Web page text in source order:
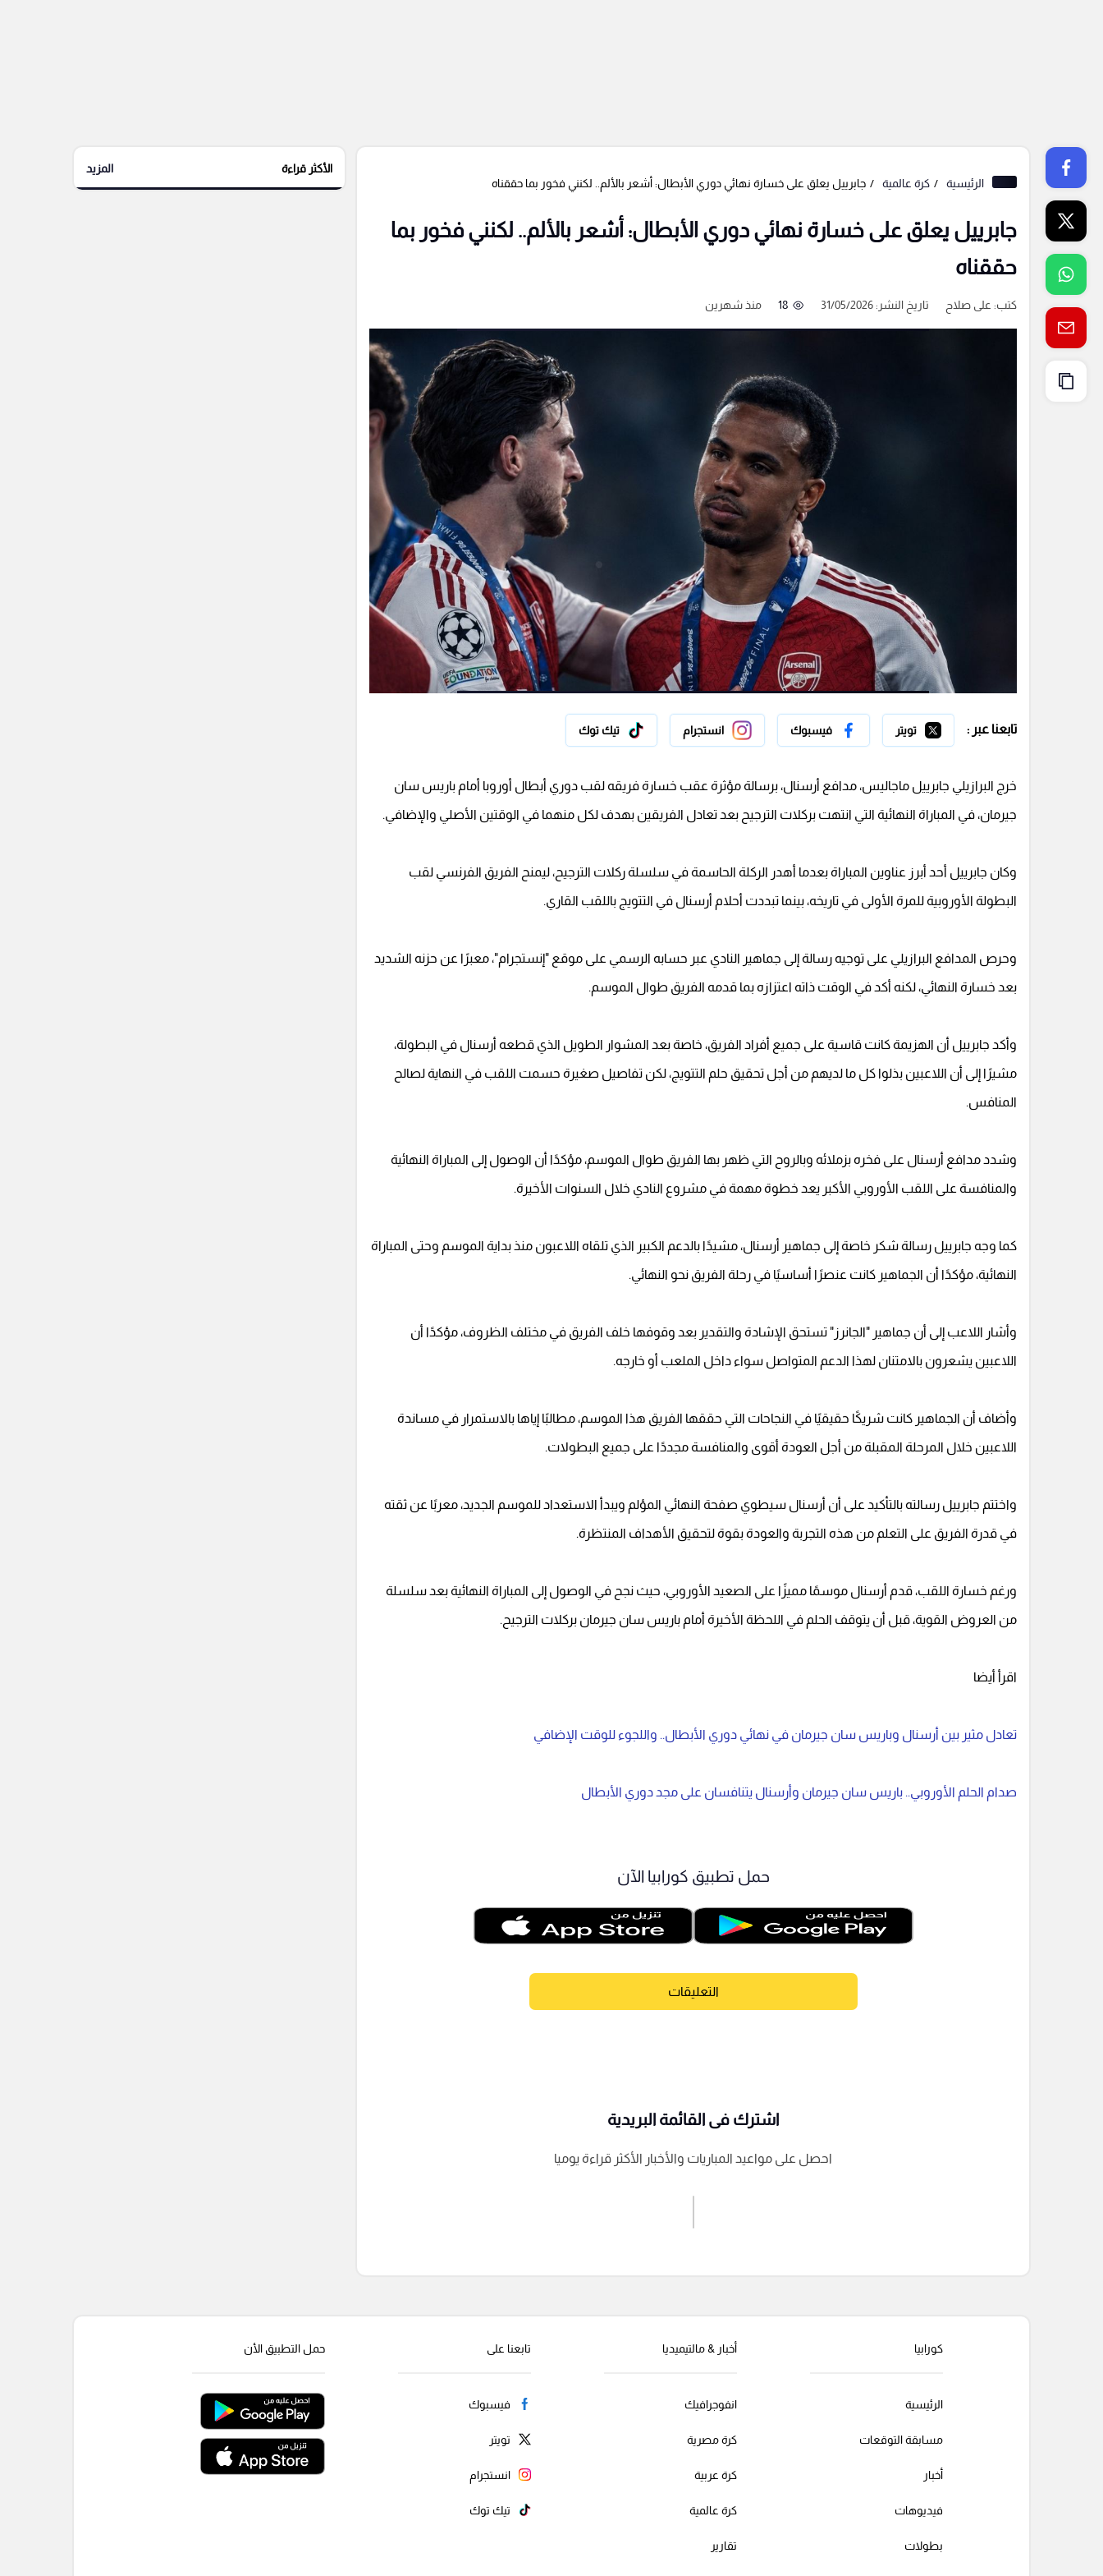
الرئيسية كرة عالمية جابرييل يعلق على خسارة نهائي دوري الأبطال: أشعر بالألم.. لكنني فخور بما حققناه
جابرييل يعلق على خسارة نهائي دوري الأبطال: أشعر بالألم.. لكنني فخور بما
حققناه
كتب: على صلاح تاريخ النشر: 31/05/2026 18 منذ شهرين
تابعنا عبر : تويتر فيسبوك انستجرام تيك توك
خرج البرازيلي جابرييل ماجاليس، مدافع أرسنال، برسالة مؤثرة عقب خسارة فريقه لقب دوري أبطال أوروبا أمام باريس سان
جيرمان، في المباراة النهائية التي انتهت بركلات الترجيح بعد تعادل الفريقين بهدف لكل منهما في الوقتين الأصلي والإضافي.
وكان جابرييل أحد أبرز عناوين المباراة بعدما أهدر الركلة الحاسمة في سلسلة ركلات الترجيح، ليمنح الفريق الفرنسي لقب
البطولة الأوروبية للمرة الأولى في تاريخه، بينما تبددت أحلام أرسنال في التتويج باللقب القاري.
وحرص المدافع البرازيلي على توجيه رسالة إلى جماهير النادي عبر حسابه الرسمي على موقع "إنستجرام"، معبرًا عن حزنه الشديد
بعد خسارة النهائي، لكنه أكد في الوقت ذاته اعتزازه بما قدمه الفريق طوال الموسم.
وأكد جابرييل أن الهزيمة كانت قاسية على جميع أفراد الفريق، خاصة بعد المشوار الطويل الذي قطعه أرسنال في البطولة،
مشيرًا إلى أن اللاعبين بذلوا كل ما لديهم من أجل تحقيق حلم التتويج، لكن تفاصيل صغيرة حسمت اللقب في النهاية لصالح
المنافس.
وشدد مدافع أرسنال على فخره بزملائه وبالروح التي ظهر بها الفريق طوال الموسم، مؤكدًا أن الوصول إلى المباراة النهائية
والمنافسة على اللقب الأوروبي الأكبر يعد خطوة مهمة في مشروع النادي خلال السنوات الأخيرة.
كما وجه جابرييل رسالة شكر خاصة إلى جماهير أرسنال، مشيدًا بالدعم الكبير الذي تلقاه اللاعبون منذ بداية الموسم وحتى المباراة
النهائية، مؤكدًا أن الجماهير كانت عنصرًا أساسيًا في رحلة الفريق نحو النهائي.
وأشار اللاعب إلى أن جماهير "الجانرز" تستحق الإشادة والتقدير بعد وقوفها خلف الفريق في مختلف الظروف، مؤكدًا أن
اللاعبين يشعرون بالامتنان لهذا الدعم المتواصل سواء داخل الملعب أو خارجه.
وأضاف أن الجماهير كانت شريكًا حقيقيًا في النجاحات التي حققها الفريق هذا الموسم، مطالبًا إياها بالاستمرار في مساندة
اللاعبين خلال المرحلة المقبلة من أجل العودة أقوى والمنافسة مجددًا على جميع البطولات.
واختتم جابرييل رسالته بالتأكيد على أن أرسنال سيطوي صفحة النهائي المؤلم ويبدأ الاستعداد للموسم الجديد، معربًا عن ثقته
في قدرة الفريق على التعلم من هذه التجربة والعودة بقوة لتحقيق الأهداف المنتظرة.
ورغم خسارة اللقب، قدم أرسنال موسمًا مميزًا على الصعيد الأوروبي، حيث نجح في الوصول إلى المباراة النهائية بعد سلسلة
من العروض القوية، قبل أن يتوقف الحلم في اللحظة الأخيرة أمام باريس سان جيرمان بركلات الترجيح.
اقرأ أيضا
تعادل مثير بين أرسنال وباريس سان جيرمان في نهائي دوري الأبطال.. واللجوء للوقت الإضافي
صدام الحلم الأوروبي.. باريس سان جيرمان وأرسنال يتنافسان على مجد دوري الأبطال
حمل تطبيق كورابيا الآن
التعليقات
إرسال تعليق
اشترك فى القائمة البريدية
احصل على مواعيد المباريات والأخبار الأكثر قراءة يوميا
الأكثر قراءة المزيد
كورابيا
الرئيسية
مسابقة التوقعات
أخبار
فيديوهات
بطولات
أخبار & مالتيميديا
انفوجرافيك
كرة مصرية
كرة عربية
كرة عالمية
تقارير
تابعنا على
فيسبوك
تويتر
انستجرام
تيك توك
حمل التطبيق الأن